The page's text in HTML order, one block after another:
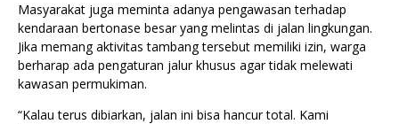
Masyarakat juga meminta adanya pengawasan terhadap
kendaraan bertonase besar yang melintas di jalan lingkungan.
Jika memang aktivitas tambang tersebut memiliki izin, warga
berharap ada pengaturan jalur khusus agar tidak melewati
kawasan permukiman.
“Kalau terus dibiarkan, jalan ini bisa hancur total. Kami